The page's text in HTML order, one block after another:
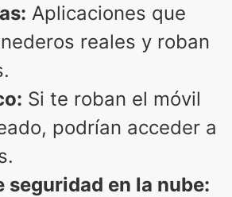
Aplicaciones que
reales y roban
Si te roban el móvil
podrían acceder a
seguridad en la nube: